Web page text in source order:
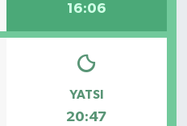
16:06
YATSI
20:47